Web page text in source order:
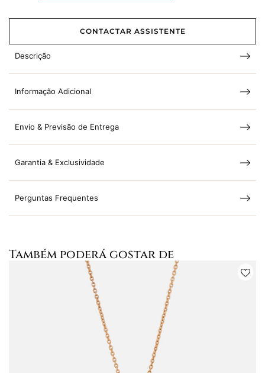
CONTACTAR ASSISTENTE
Descrição
Informação Adicional
Envio & Previsão de Entrega
Garantia & Exclusividade
Perguntas Frequentes
Também poderá gostar de